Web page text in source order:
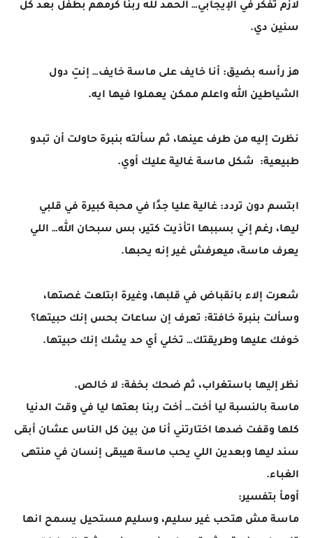
لازم تفكر في الإيجابي… الحمد لله ربنا كرمهم بطفل بعد كل
سنين دي.
هز رأسه بضيق: أنا خايف على ماسة خايف… إنتِ دول
الشياطين الله واعلم ممكن يعملوا فيها ايه.
نظرت إليه من طرف عينها، ثم سألته بنبرة حاولت أن تبدو
طبيعية: شكل ماسة غالية عليك أوي.
ابتسم دون تردد: غالية عليا جدًا في محبة كبيرة في قلبي
ليها، رغم إني بسببها اتأذيت كتير، بس سبحان الله… اللي
يعرف ماسة، ميعرفش غير إنه يحبها.
شعرت إلاء بانقباض في قلبها، وغيرة ابتلعت غصتها،
وسألت بنبرة خافتة: تعرف إن ساعات بحس إنك حبيتها؟
خوفك عليها وطريقتك… تخلي أي حد يشك إنك حبيتها.
نظر إليها باستغراب، ثم ضحك بخفة: لا خالص.
ماسة بالنسبة ليا أخت… أخت ربنا بعتها ليا في وقت الدنيا
كلها وقفت ضدها اختارتني أنا من بين كل الناس عشان أبقى
سند ليها وبعدين اللي يحب ماسة هيبقى إنسان في منتهى
الغباء.
أومأ بتفسير:
ماسة مش هتحب غير سليم، وسليم مستحيل يسمح انها